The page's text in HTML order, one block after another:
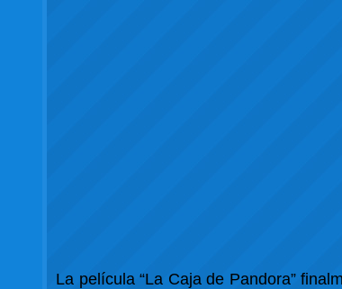
La película “La Caja de Pandora”